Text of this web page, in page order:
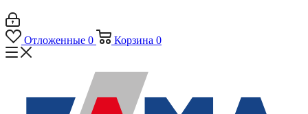
Отложенные 0 Корзина 0